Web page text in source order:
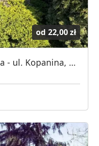
od 22,00 zł
Dom 180m2 do wynajęcia - ul. Kopanina, Górczyn, 7 pokoi